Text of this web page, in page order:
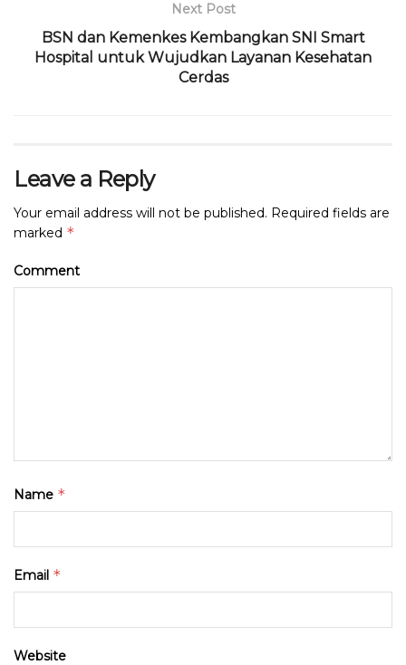
Next Post
BSN dan Kemenkes Kembangkan SNI Smart
Hospital untuk Wujudkan Layanan Kesehatan
Cerdas
Leave a Reply
Your email address will not be published. Required fields are
marked *
Comment
Name *
Email *
Website